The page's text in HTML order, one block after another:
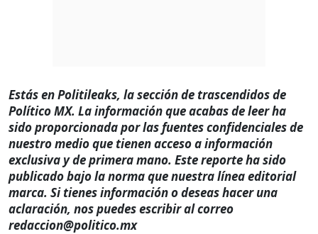
Estás en Politileaks, la sección de trascendidos de
Político MX. La información que acabas de leer ha
sido proporcionada por las fuentes confidenciales de
nuestro medio que tienen acceso a información
exclusiva y de primera mano. Este reporte ha sido
publicado bajo la norma que nuestra línea editorial
marca. Si tienes información o deseas hacer una
aclaración, nos puedes escribir al correo
redaccion@politico.mx